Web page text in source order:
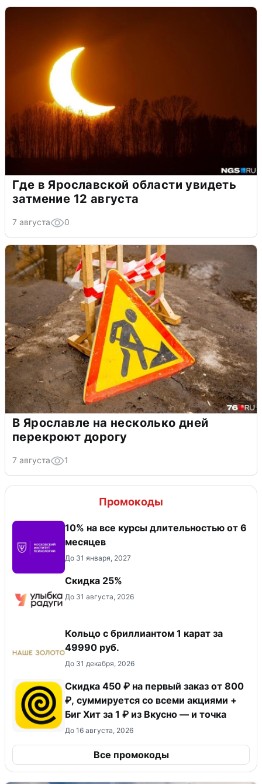
Где в Ярославской области увидеть
затмение 12 августа
7 августа 0
В Ярославле на несколько дней
перекроют дорогу
7 августа 1
Промокоды
10% на все курсы длительностью от 6
месяцев
До 31 января, 2027
Скидка 25%
До 31 августа, 2026
Кольцо с бриллиантом 1 карат за
49990 руб.
До 31 декабря, 2026
Скидка 450 ₽ на первый заказ от 800
₽, суммируется со всеми акциями +
Биг Хит за 1 ₽ из Вкусно — и точка
До 16 августа, 2026
Все промокоды